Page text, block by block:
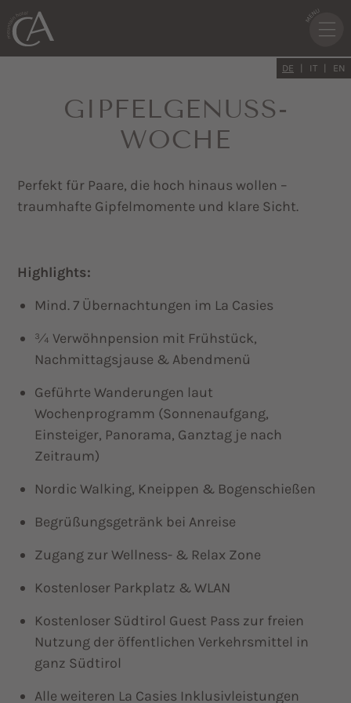
DE IT EN
GIPFELGENUSS-
WOCHE
Perfekt für Paare, die hoch hinaus wollen –
traumhafte Gipfelmomente und klare Sicht.
Highlights:
Mind. 7 Übernachtungen im La Casies
¾ Verwöhnpension mit Frühstück,
Nachmittagsjause & Abendmenü
Geführte Wanderungen laut
Wochenprogramm (Sonnenaufgang,
Einsteiger, Panorama, Ganztag je nach
Zeitraum)
Nordic Walking, Kneippen & Bogenschießen
Begrüßungsgetränk bei Anreise
Zugang zur Wellness- & Relax Zone
Kostenloser Parkplatz & WLAN
Kostenloser Südtirol Guest Pass zur freien
Nutzung der öffentlichen Verkehrsmittel in
ganz Südtirol
Alle weiteren La Casies Inklusivleistungen